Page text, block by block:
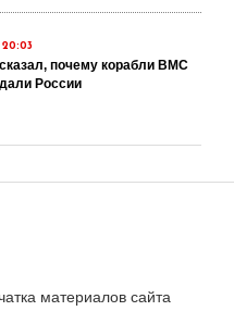
20:03
почему корабли ВМС
России
материалов сайта